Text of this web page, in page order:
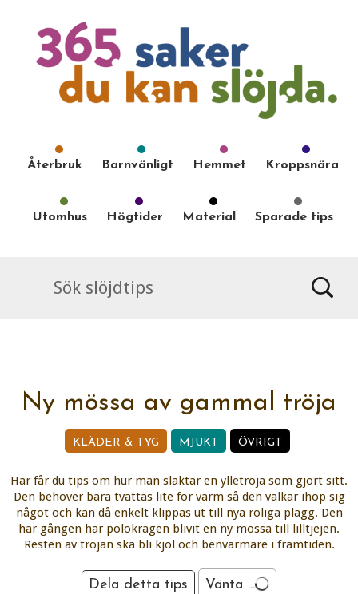
Återbruk Barnvänligt Hemmet Kroppsnära
Utomhus Högtider Material Sparade tips
Ny mössa av gammal tröja
KLÄDER & TYG MJUKT ÖVRIGT
Här får du tips om hur man slaktar en ylletröja som gjort sitt.
Den behöver bara tvättas lite för varm så den valkar ihop sig
något och kan då enkelt klippas ut till nya roliga plagg. Den
här gången har polokragen blivit en ny mössa till lilltjejen.
Resten av tröjan ska bli kjol och benvärmare i framtiden.
Dela detta tips Vänta ...